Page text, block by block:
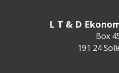
L T & D
Box
191 24